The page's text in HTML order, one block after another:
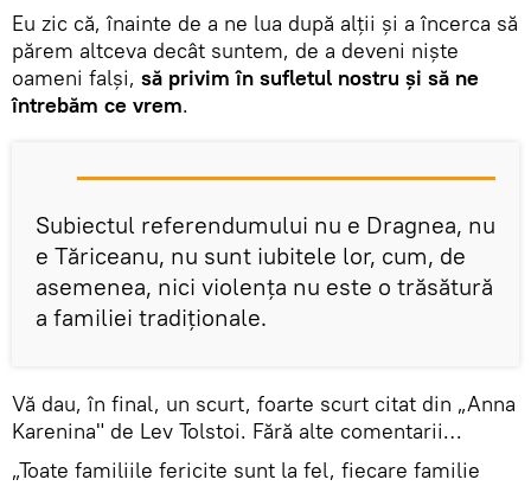
Eu zic că, înainte de a ne lua după alţii şi a încerca să
părem altceva decât suntem, de a deveni nişte
oameni falşi, să privim în sufletul nostru şi să ne
întrebăm ce vrem.
Subiectul referendumului nu e Dragnea, nu
e Tăriceanu, nu sunt iubitele lor, cum, de
asemenea, nici violenţa nu este o trăsătură
a familiei tradiţionale.
Vă dau, în final, un scurt, foarte scurt citat din „Anna
Karenina" de Lev Tolstoi. Fără alte comentarii…
„Toate familiile fericite sunt la fel, fiecare familie